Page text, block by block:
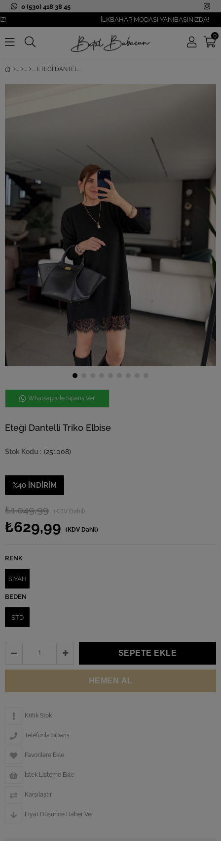
0 (530) 418 38 45
İLKBAHAR MODASI YANIBAŞINIZDA!
0
ETEĞI DANTELLI TRIKO ELBISE
Whatsapp ile Sipariş Ver
Eteği Dantelli Triko Elbise
(251008)
%40 İNDIRIM
₺1.049,99 (KDV Dahil)
₺629,99 (KDV Dahil)
RENK
SİYAH
BEDEN
STD
Kritik Stok
Telefonla Sipariş
Favorilere Ekle
İstek Listeme Ekle
Karşılaştır
Fiyat Düşünce Haber Ver